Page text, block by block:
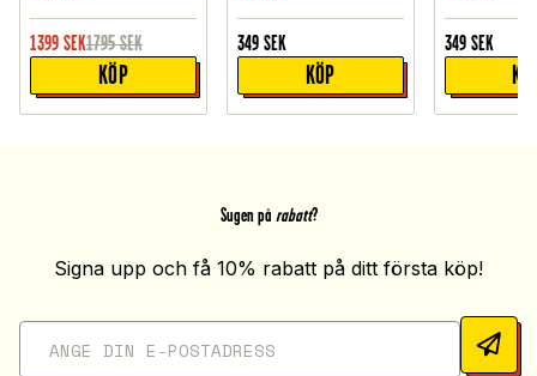
1399 SEK1795 SEK
KÖP
349 SEK
KÖP
349 SEK
Sugen på rabatt?
Signa upp och få 10% rabatt på ditt första köp!